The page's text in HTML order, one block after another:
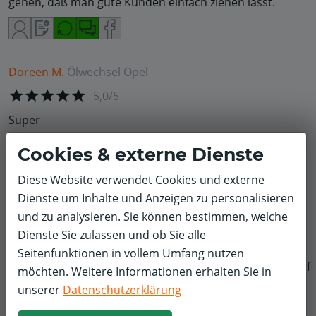
Doreen M. Ölwechsel Opel
5,0/5
Super
Räder, Reifen & Felgen
3,0/5
- schnelle und unkomplizierte Buchung mit Bezahlung
und Terminvereinbarung über Online-Terminvergabe
für Reifenwechsel. Es wird ein Komplettpreis
transparent angezeigt.
- bei Abgabe vor Ort wurde noch ein Zuschlag wg. der
Cookies & externe Dienste
Diese Website verwendet Cookies und externe
Dienste um Inhalte und Anzeigen zu personalisieren
und zu analysieren. Sie können bestimmen, welche
Dienste Sie zulassen und ob Sie alle
Seitenfunktionen in vollem Umfang nutzen
möchten. Weitere Informationen erhalten Sie in
unserer Datenschutzerklärung
f